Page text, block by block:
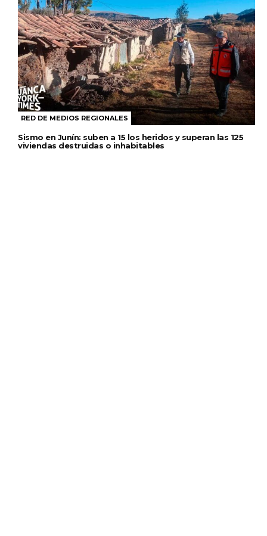
RED DE MEDIOS REGIONALES
Sismo en Junín: suben a 15 los heridos y superan las 125
viviendas destruidas o inhabitables